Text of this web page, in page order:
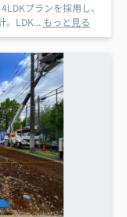
プランを採用し、
。LDK... もっと見る